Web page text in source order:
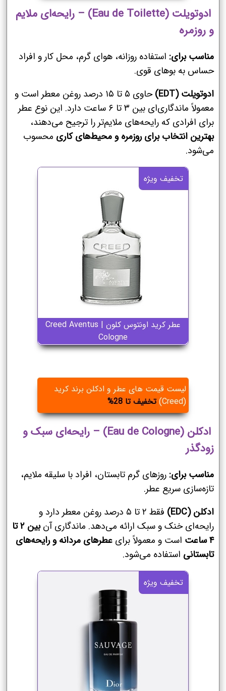
ادوتویلت (Eau de Toilette) – رایحه‌ای ملایم
و روزمره
مناسب برای: استفاده روزانه، هوای گرم، محل کار و افراد
حساس به بوهای قوی.
ادوتویلت (EDT)
حاوی ۵ تا ۱۵ درصد روغن معطر است و
معمولاً ماندگاری‌ای بین ۳ تا ۶ ساعت دارد. این نوع عطر
برای افرادی که رایحه‌های ملایم‌تر را ترجیح می‌دهند،
بهترین انتخاب برای روزمره و محیط‌های کاری محسوب
می‌شود.
تخفیف ویژه
عطر کرید اونتوس کلون | Creed Aventus
Cologne
لیست قیمت های عطر و ادکلن برند کرید
(Creed)
تخفیف تا 28%
ادکلن (Eau de Cologne) – رایحه‌ای سبک و
زودگذر
مناسب برای: روزهای گرم تابستان، افراد با سلیقه ملایم،
تازه‌سازی سریع عطر.
ادکلن (EDC)
فقط ۲ تا ۵ درصد روغن معطر دارد و
رایحه‌ای خنک و سبک ارائه می‌دهد. ماندگاری آن
بین ۲ تا
۴ ساعت
است و معمولاً برای عطرهای مردانه و رایحه‌های
تابستانی استفاده می‌شود.
تخفیف ویژه